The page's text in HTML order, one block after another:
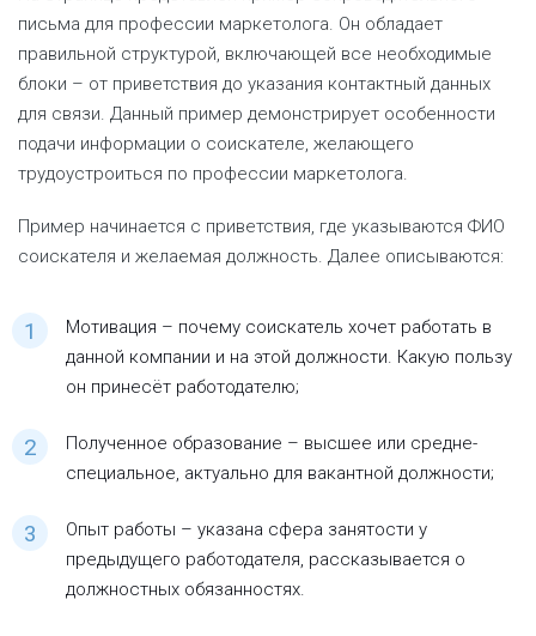
письма для профессии маркетолога. Он обладает
правильной структурой, включающей все необходимые
блоки – от приветствия до указания контактный данных
для связи. Данный пример демонстрирует особенности
подачи информации о соискателе, желающего
трудоустроиться по профессии маркетолога.
Пример начинается с приветствия, где указываются ФИО
соискателя и желаемая должность. Далее описываются:
Мотивация – почему соискатель хочет работать в
данной компании и на этой должности. Какую пользу
он принесёт работодателю;
Полученное образование – высшее или средне-
специальное, актуально для вакантной должности;
Опыт работы – указана сфера занятости у
предыдущего работодателя, рассказывается о
должностных обязанностях.
с помощью конструктора резюме
Создать резюме бесплатно
Используйте бесплатный
конструктор шаблонов резюме,
самостоятельном составлении